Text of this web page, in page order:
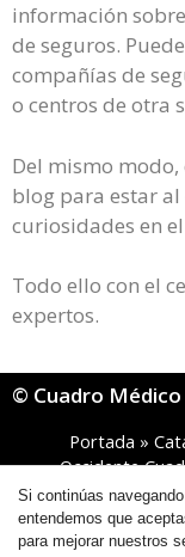
información
de seguros.
compañías de
o centros de otra
Del mismo
blog para estar
curiosidades en
Todo ello con el
expertos.
© Cuadro Médico
Portada »
Occidente
Si continúas
entendemos que
para mejorar nuestros